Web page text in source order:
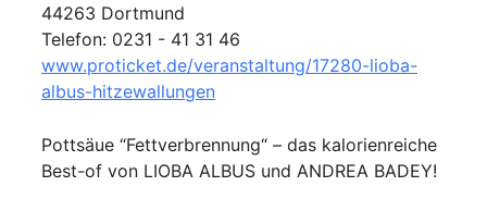
44263 Dortmund
Telefon: 0231 - 41 31 46
www.proticket.de/veranstaltung/17280-lioba-
albus-hitzewallungen
Pottsäue “Fettverbrennung“ – das kalorienreiche
Best-of von LIOBA ALBUS und ANDREA BADEY!